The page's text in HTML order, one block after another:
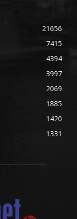
21656
7415
4394
3997
2069
1885
1420
1331